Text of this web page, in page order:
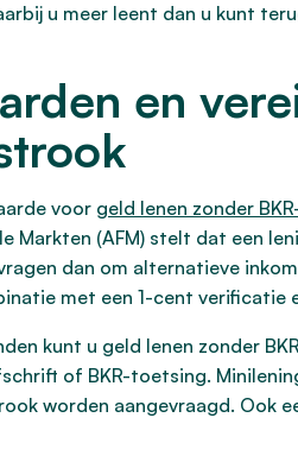
u meer leent dan u kunt
en
voor geld lenen zonder
Markten (AFM) stelt dat een
dan om alternatieve
met een 1-cent
kunt u geld lenen zonder
of BKR-toetsing.
worden aangevraagd. Ook